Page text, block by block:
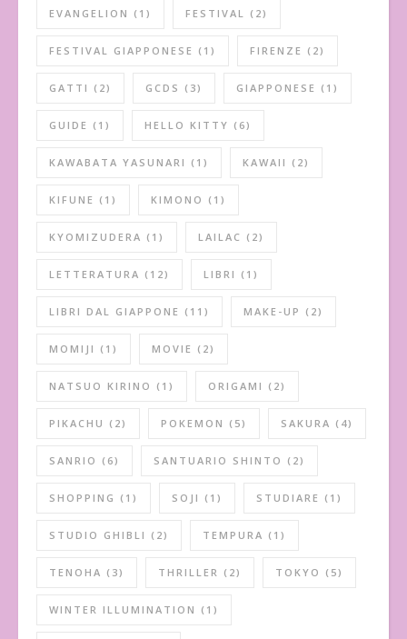
EVANGELION (1) FESTIVAL (2)
FESTIVAL GIAPPONESE (1) FIRENZE (2)
GATTI (2) GCDS (3) GIAPPONESE (1)
GUIDE (1) HELLO KITTY (6)
KAWABATA YASUNARI (1) KAWAII (2)
KIFUNE (1) KIMONO (1)
KYOMIZUDERA (1) LAILAC (2)
LETTERATURA (12) LIBRI (1)
LIBRI DAL GIAPPONE (11) MAKE-UP (2)
MOMIJI (1) MOVIE (2)
NATSUO KIRINO (1) ORIGAMI (2)
PIKACHU (2) POKEMON (5) SAKURA (4)
SANRIO (6) SANTUARIO SHINTO (2)
SHOPPING (1) SOJI (1) STUDIARE (1)
STUDIO GHIBLI (2) TEMPURA (1)
TENOHA (3) THRILLER (2) TOKYO (5)
WINTER ILLUMINATION (1)